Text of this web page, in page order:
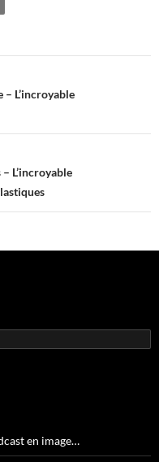
– L’incroyable
L’incroyable
en image…